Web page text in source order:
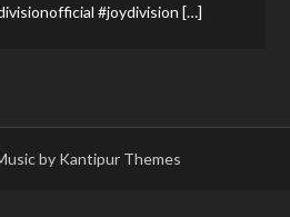
#joydivision […]
by Kantipur Themes